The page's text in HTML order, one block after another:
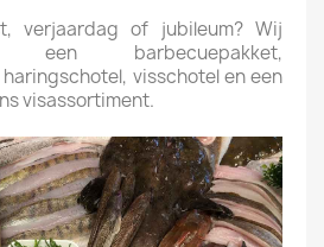
verjaardag of jubileum? Wij
barbecuepakket,
visschotel en een
visassortiment.